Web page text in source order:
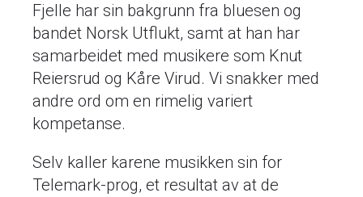
Fjelle har sin bakgrunn fra bluesen og
bandet Norsk Utflukt, samt at han har
samarbeidet med musikere som Knut
Reiersrud og Kåre Virud. Vi snakker med
andre ord om en rimelig variert
kompetanse.
Selv kaller karene musikken sin for
Telemark-prog, et resultat av at de